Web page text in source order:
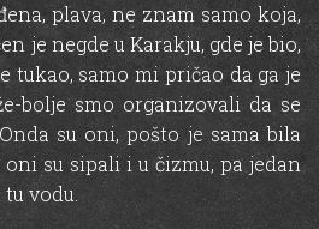
plava, ne znam samo koja,
je negde u Karakju, gde je bio,
tukao, samo mi pričao da ga je
bolje smo organizovali da se
su oni, pošto je sama bila
oni su sipali i u čizmu, pa jedan
vodu.